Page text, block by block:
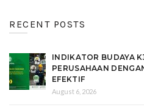
RECENT POSTS
INDIKATOR BUDAYA
PERUSAHAAN
EFEKTIF
August 6, 2026